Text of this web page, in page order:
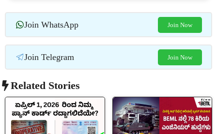
Join WhatsApp Join Now
Join Telegram Join Now
Related Stories